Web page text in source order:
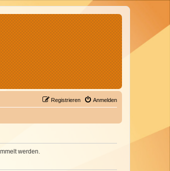
Anmelden
Registrieren
werden.